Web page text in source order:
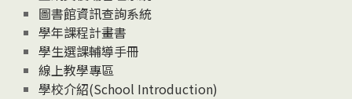
圖書館資訊查詢系統
學年課程計畫書
學生選課輔導手冊
線上教學專區
學校介紹(School Introduction)